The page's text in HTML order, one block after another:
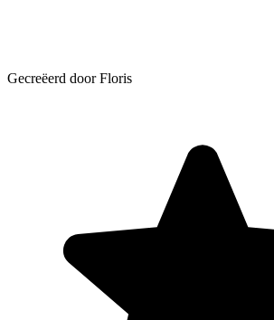
Gecreëerd door Floris